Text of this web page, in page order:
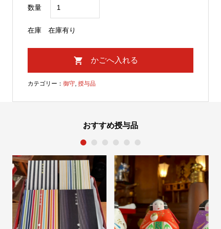
数量
在庫 在庫有り
カテゴリー： 御守, 授与品
おすすめ授与品
1 2 3 4 5 6